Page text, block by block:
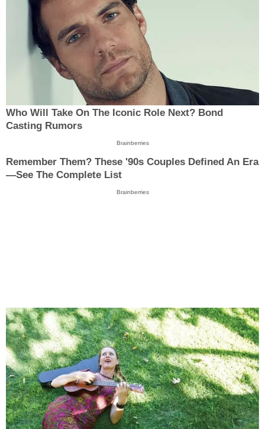
Who Will Take On The Iconic Role Next? Bond
Casting Rumors
Brainberries
Remember Them? These '90s Couples Defined An Era
—See The Complete List
Brainberries